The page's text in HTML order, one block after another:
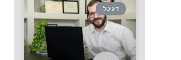
דיגיטל